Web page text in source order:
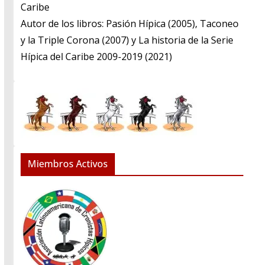
Caribe
​Autor de los libros: Pasión Hípica (2005), Taconeo
y la Triple Corona (2007) y La historia de la Serie
Hípica del Caribe 2009-2019 (2021)
Miembros Activos